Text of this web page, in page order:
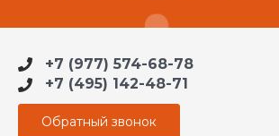
+7 (977) 574-68-78
+7 (495) 142-48-71
Обратный звонок